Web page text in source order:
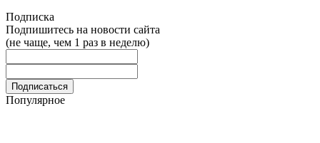
Подписка
Подпишитесь на новости сайта
(не чаще, чем 1 раз в неделю)
Популярное